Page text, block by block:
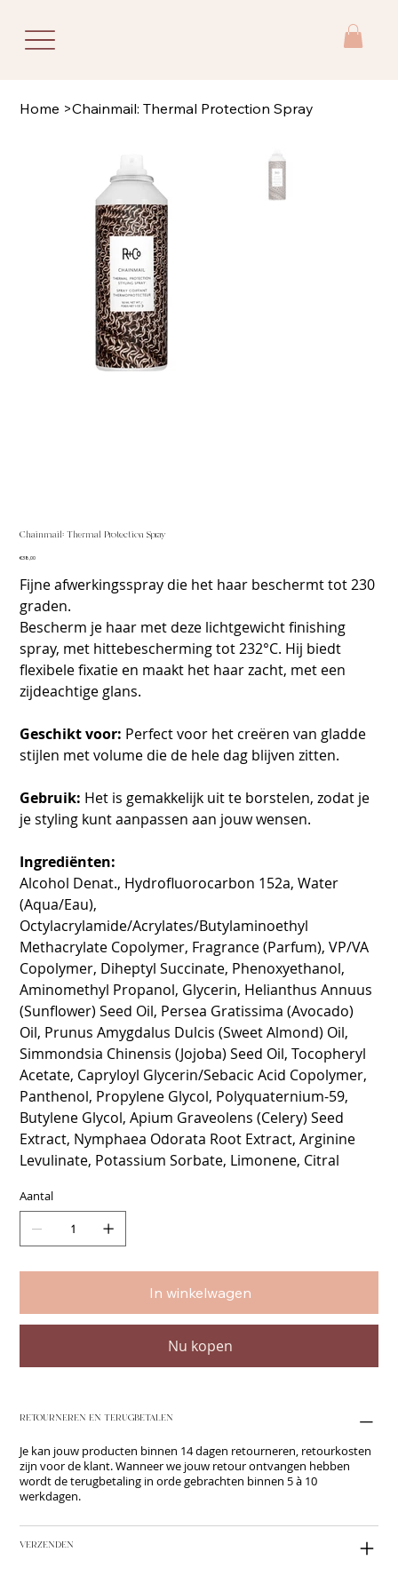
Home >Chainmail: Thermal Protection Spray
Chainmail: Thermal Protection Spray
Prijs
€38,00
Fijne afwerkingsspray die het haar beschermt tot 230
graden.
Bescherm je haar met deze lichtgewicht finishing
spray, met hittebescherming tot 232°C. Hij biedt
flexibele fixatie en maakt het haar zacht, met een
zijdeachtige glans.
Geschikt voor: Perfect voor het creëren van gladde
stijlen met volume die de hele dag blijven zitten.
Gebruik: Het is gemakkelijk uit te borstelen, zodat je
je styling kunt aanpassen aan jouw wensen.
Ingrediënten:
Alcohol Denat., Hydrofluorocarbon 152a, Water
(Aqua/Eau),
Octylacrylamide/Acrylates/Butylaminoethyl
Methacrylate Copolymer, Fragrance (Parfum), VP/VA
Copolymer, Diheptyl Succinate, Phenoxyethanol,
Aminomethyl Propanol, Glycerin, Helianthus Annuus
(Sunflower) Seed Oil, Persea Gratissima (Avocado)
Oil, Prunus Amygdalus Dulcis (Sweet Almond) Oil,
Simmondsia Chinensis (Jojoba) Seed Oil, Tocopheryl
Acetate, Capryloyl Glycerin/Sebacic Acid Copolymer,
Panthenol, Propylene Glycol, Polyquaternium-59,
Butylene Glycol, Apium Graveolens (Celery) Seed
Extract, Nymphaea Odorata Root Extract, Arginine
Levulinate, Potassium Sorbate, Limonene, Citral
Aantal
In winkelwagen
Nu kopen
RETOURNEREN EN TERUGBETALEN
Je kan jouw producten binnen 14 dagen retourneren, retourkosten
zijn voor de klant. Wanneer we jouw retour ontvangen hebben
wordt de terugbetaling in orde gebrachten binnen 5 à 10
werkdagen.
VERZENDEN